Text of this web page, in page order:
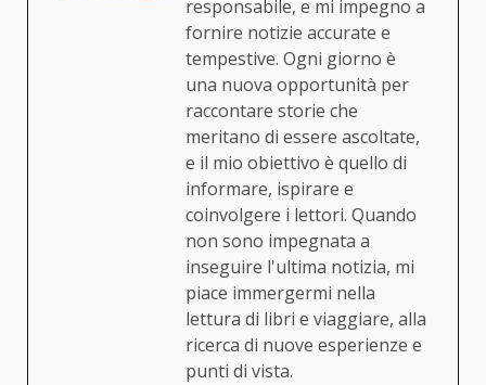
responsabile, e mi impegno a
fornire notizie accurate e
tempestive. Ogni giorno è
una nuova opportunità per
raccontare storie che
meritano di essere ascoltate,
e il mio obiettivo è quello di
informare, ispirare e
coinvolgere i lettori. Quando
non sono impegnata a
inseguire l'ultima notizia, mi
piace immergermi nella
lettura di libri e viaggiare, alla
ricerca di nuove esperienze e
punti di vista.